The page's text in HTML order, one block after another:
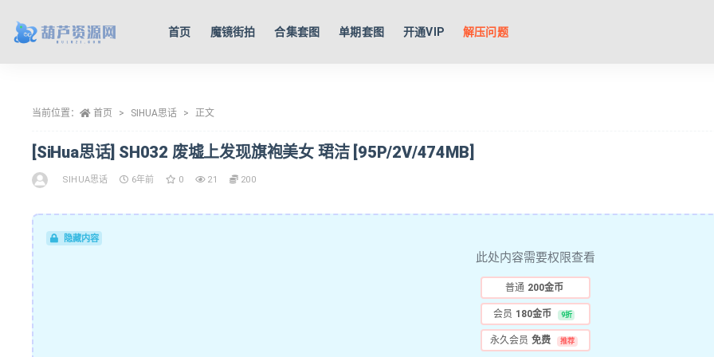
首页 魔镜街拍 合集套图 单期套图 开通VIP 解压问题
当前位置： 首页 SIHUA思话 正文
[SiHua思话] SH032 废墟上发现旗袍美女 珺洁 [95P/2V/474MB]
SIHUA思话 6年前 0 21 200
隐藏内容
此处内容需要权限查看
普通 200金币
会员 180金币 9折
永久会员 免费 推荐
全部